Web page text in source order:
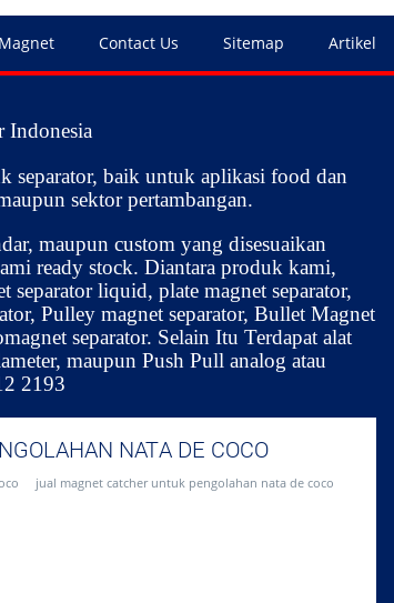
Contact Us Sitemap Artikel
Indonesia
separator, baik untuk aplikasi food dan
sektor pertambangan.
maupun custom yang disesuaikan
ready stock. Diantara produk kami,
separator liquid, plate magnet separator,
Pulley magnet separator, Bullet Magnet
separator. Selain Itu Terdapat alat
maupun Push Pull analog atau
2193
NATA DE COCO
jual magnet catcher untuk pengolahan nata de coco